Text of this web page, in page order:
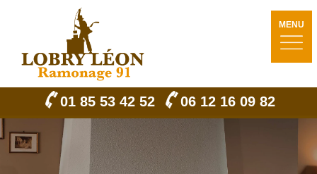
MENU
01 85 53 42 52 06 12 16 09 82